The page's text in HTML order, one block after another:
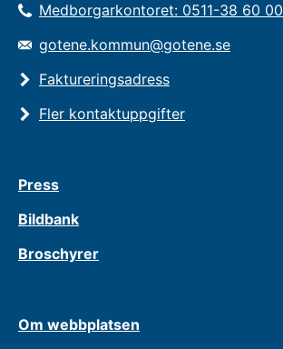
Medborgarkontoret: 0511-38 60 00
gotene.kommun@gotene.se
Faktureringsadress
Fler kontaktuppgifter
Press
Bildbank
Broschyrer
Om webbplatsen